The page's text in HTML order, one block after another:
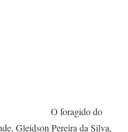
O foragido do
Gleidson Pereira da Silva,